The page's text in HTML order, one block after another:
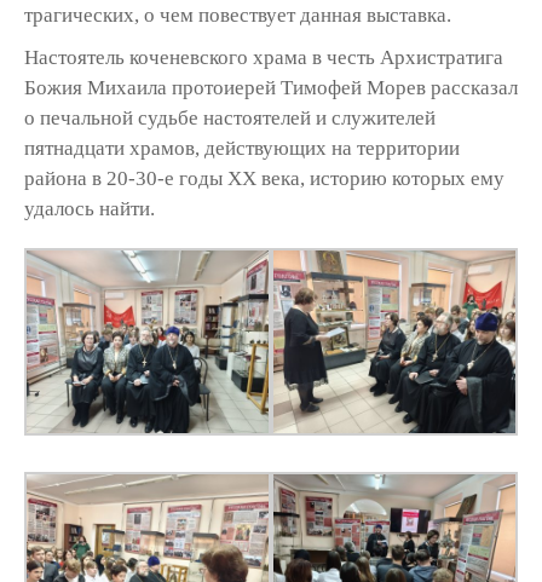
трагических, о чем повествует данная выставка.
Настоятель коченевского храма в честь Архистратига
Божия Михаила протоиерей Тимофей Морев рассказал
о печальной судьбе настоятелей и служителей
пятнадцати храмов, действующих на территории
района в 20-30-е годы ХХ века, историю которых ему
удалось найти.